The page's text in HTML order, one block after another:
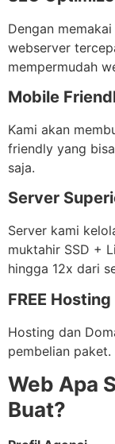
Dengan
webserver
mempermudah
Mobile
Kami akan
friendly yang
saja.
Server
Server kami
muktahir SSD +
hingga 12x dari
FREE
Hosting dan
pembelian paket.
Web Apa
Buat?